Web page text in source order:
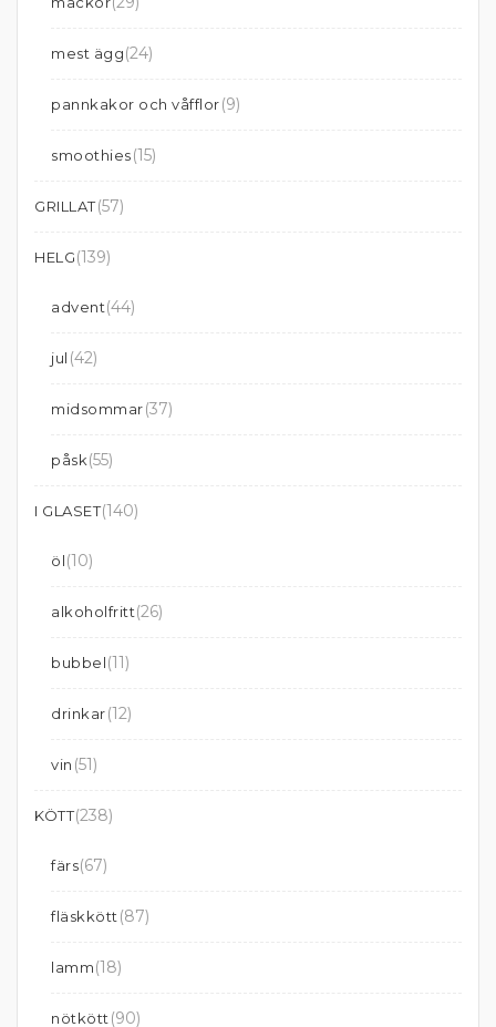
mest ägg(24)
pannkakor och våfflor(9)
smoothies(15)
GRILLAT(57)
HELG(139)
advent(44)
jul (42)
midsommar(37)
påsk(55)
I GLASET(140)
öl(10)
alkoholfritt(26)
bubbel(11)
drinkar(12)
vin (51)
KÖTT(238)
färs(67)
fläskkött (87)
lamm(18)
nötkött (90)